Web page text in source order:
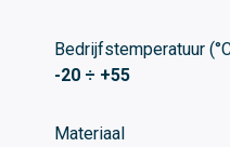
Bedrijfstemperatuur
-20 ÷ +55
Materiaal